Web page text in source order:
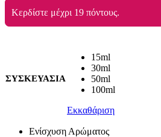
Κερδίστε μέχρι 19 πόντους.
ΣΥΣΚΕΥΑΣΙΑ
15ml
30ml
50ml
100ml
Εκκαθάριση
Ενίσχυση Αρώματος